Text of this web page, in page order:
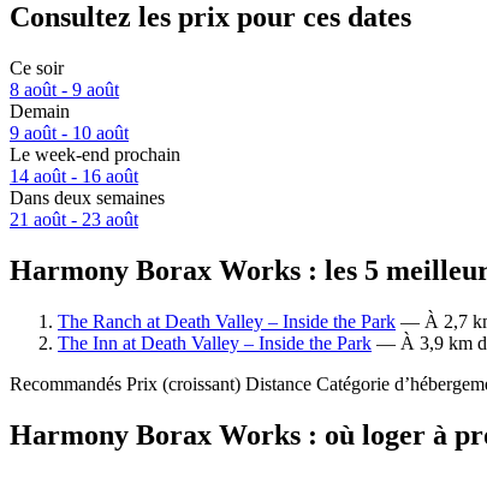
Consultez les prix pour ces dates
Ce soir
8 août - 9 août
Demain
9 août - 10 août
Le week-end prochain
14 août - 16 août
Dans deux semaines
21 août - 23 août
Harmony Borax Works : les 5
The Ranch at Death Valley – Inside the Park — À 2,7
The Inn at Death Valley – Inside the Park — À 3,9 km
Recommandés Prix (croissant) Distance Catégorie
Harmony Borax Works : où loger à